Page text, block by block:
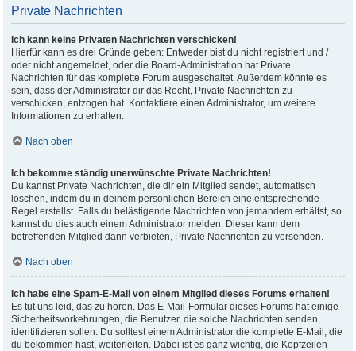
Private Nachrichten
Ich kann keine Privaten Nachrichten verschicken!
Hierfür kann es drei Gründe geben: Entweder bist du nicht registriert und /
oder nicht angemeldet, oder die Board-Administration hat Private
Nachrichten für das komplette Forum ausgeschaltet. Außerdem könnte es
sein, dass der Administrator dir das Recht, Private Nachrichten zu
verschicken, entzogen hat. Kontaktiere einen Administrator, um weitere
Informationen zu erhalten.
Nach oben
Ich bekomme ständig unerwünschte Private Nachrichten!
Du kannst Private Nachrichten, die dir ein Mitglied sendet, automatisch
löschen, indem du in deinem persönlichen Bereich eine entsprechende
Regel erstellst. Falls du belästigende Nachrichten von jemandem erhältst, so
kannst du dies auch einem Administrator melden. Dieser kann dem
betreffenden Mitglied dann verbieten, Private Nachrichten zu versenden.
Nach oben
Ich habe eine Spam-E-Mail von einem Mitglied dieses Forums erhalten!
Es tut uns leid, das zu hören. Das E-Mail-Formular dieses Forums hat einige
Sicherheitsvorkehrungen, die Benutzer, die solche Nachrichten senden,
identifizieren sollen. Du solltest einem Administrator die komplette E-Mail, die
du bekommen hast, weiterleiten. Dabei ist es ganz wichtig, die Kopfzeilen